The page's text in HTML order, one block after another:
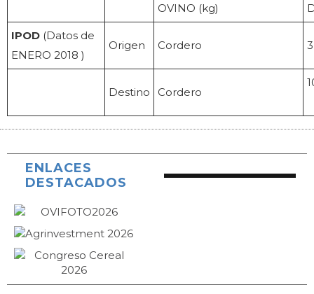
OVINO (kg)
IPOD (Datos de
ENERO 2018 )
Origen Cordero
Destino Cordero
ENLACES
DESTACADOS